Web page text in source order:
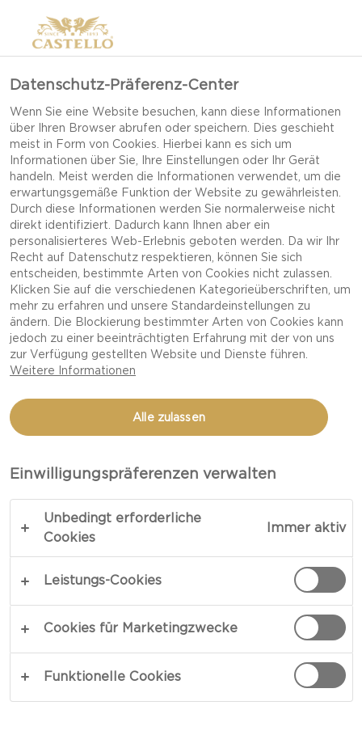
BEEINDRUCKENDE,
ABER EINFACHE
DESSERTS
Keine Dinner-Party ohne ein köstliches Dessert!
Stimmen Sie Ihr Dessert auf Ihr Menü ab und
verwöhnen Sie Ihre Gäste mit etwas, das ihnen
das Wasser im Munde zusammen laufen lässt. Von
cremig und süß zu kräftig und würzig – lassen Sie
sich von unseren köstlichen Desserts inspirieren!
GEBACKENE APRIKOSEN MIT
CASTELLO DANABLU UND
Datenschutz-Präferenz-Center
Wenn Sie eine Website besuchen, kann diese Informationen
über Ihren Browser abrufen oder speichern. Dies geschieht
meist in Form von Cookies. Hierbei kann es sich um
Informationen über Sie, Ihre Einstellungen oder Ihr Gerät
handeln. Meist werden die Informationen verwendet, um die
erwartungsgemäße Funktion der Website zu gewährleisten.
Durch diese Informationen werden Sie normalerweise nicht
direkt identifiziert. Dadurch kann Ihnen aber ein
personalisierteres Web-Erlebnis geboten werden. Da wir Ihr
Recht auf Datenschutz respektieren, können Sie sich
entscheiden, bestimmte Arten von Cookies nicht zulassen.
Klicken Sie auf die verschiedenen Kategorieüberschriften, um
mehr zu erfahren und unsere Standardeinstellungen zu
ändern. Die Blockierung bestimmter Arten von Cookies kann
jedoch zu einer beeinträchtigten Erfahrung mit der von uns
zur Verfügung gestellten Website und Dienste führen.
Weitere Informationen
Alle zulassen
Einwilligungspräferenzen verwalten
Unbedingt erforderliche
Cookies
Immer aktiv
Leistungs-Cookies
Cookies für Marketingzwecke
Funktionelle Cookies